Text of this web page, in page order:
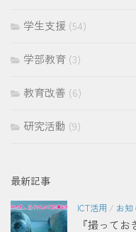
学生支援 (54)
学部教育 (3)
教育改善 (6)
研究活動 (9)
最新記事
ICT活用 / お知
『撮って